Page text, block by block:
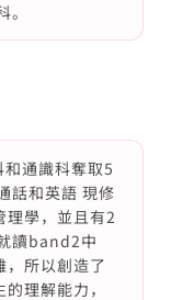
通識科奪取5
話和英語 現修
理學，並且有2
讀band2中
，所以創造了
理解能力，